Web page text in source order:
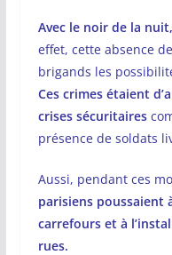
Avec le noir de la
effet, cette absence
brigands les
Ces crimes étaient
crises sécuritaires
présence de soldats
Aussi, pendant ces
parisiens poussaient
carrefours et à
rues.